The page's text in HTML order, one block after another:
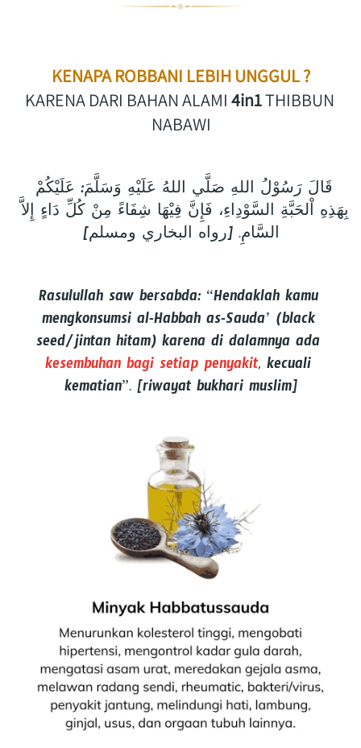
KENAPA ROBBANI LEBIH UNGGUL ?
KARENA DARI BAHAN ALAMI 4in1 THIBBUN
NABAWI
السَّامِ. [رواه البخاري ومسلم]
Rasulullah saw bersabda: “Hendaklah kamu
mengkonsumsi al-Habbah as-Sauda’ (black
kesembuhan bagi setiap penyakit, kecuali
kematian”. [riwayat bukhari muslim]